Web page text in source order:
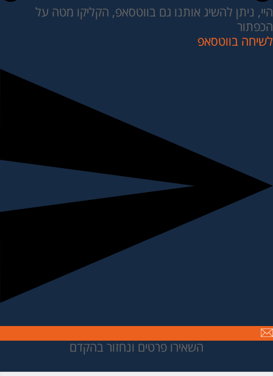
היי, ניתן להשיג אותנו גם בווטסאפ, הקליקו מטה על
הכפתור
לשיחה בווטסאפ
השאירו פרטים ונחזור בהקדם